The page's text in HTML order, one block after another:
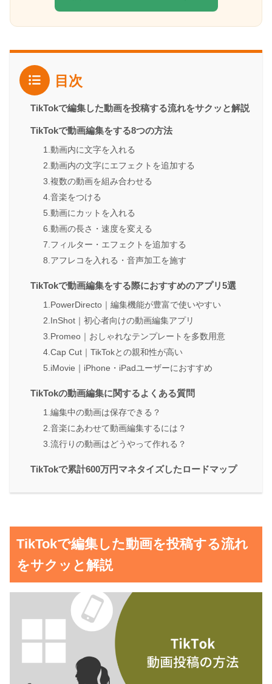
目次
TikTokで編集した動画を投稿する流れをサクッと解説
TikTokで動画編集をする8つの方法
1.動画内に文字を入れる
2.動画内の文字にエフェクトを追加する
3.複数の動画を組み合わせる
4.音楽をつける
5.動画にカットを入れる
6.動画の長さ・速度を変える
7.フィルター・エフェクトを追加する
8.アフレコを入れる・音声加工を施す
TikTokで動画編集をする際におすすめのアプリ5選
1.PowerDirecto｜編集機能が豊富で使いやすい
2.InShot｜初心者向けの動画編集アプリ
3.Promeo｜おしゃれなテンプレートを多数用意
4.Cap Cut｜TikTokとの親和性が高い
5.iMovie｜iPhone・iPadユーザーにおすすめ
TikTokの動画編集に関するよくある質問
1.編集中の動画は保存できる？
2.音楽にあわせて動画編集するには？
3.流行りの動画はどうやって作れる？
TikTokで累計600万円マネタイズしたロードマップ
TikTokで編集した動画を投稿する流れ
をサクッと解説